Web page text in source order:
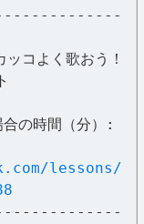
コよく歌おう！
の時間（分）:
lessons/